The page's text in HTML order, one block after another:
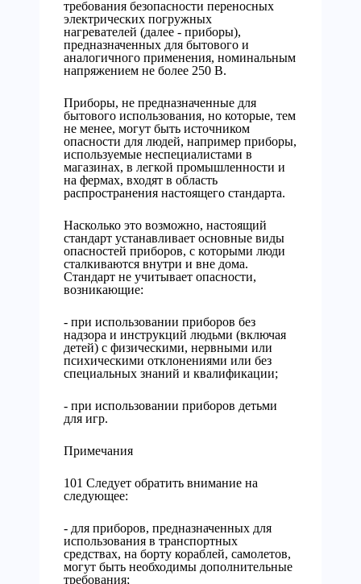
требования безопасности переносных
электрических погружных
нагревателей (далее - приборы),
предназначенных для бытового и
аналогичного применения, номинальным
напряжением не более 250 В.
Приборы, не предназначенные для
бытового использования, но которые, тем
не менее, могут быть источником
опасности для людей, например приборы,
используемые неспециалистами в
магазинах, в легкой промышленности и
на фермах, входят в область
распространения настоящего стандарта.
Насколько это возможно, настоящий
стандарт устанавливает основные виды
опасностей приборов, с которыми люди
сталкиваются внутри и вне дома.
Стандарт не учитывает опасности,
возникающие:
- при использовании приборов без
надзора и инструкций людьми (включая
детей) с физическими, нервными или
психическими отклонениями или без
специальных знаний и квалификации;
- при использовании приборов детьми
для игр.
Примечания
101 Следует обратить внимание на
следующее:
- для приборов, предназначенных для
использования в транспортных
средствах, на борту кораблей, самолетов,
могут быть необходимы дополнительные
требования;